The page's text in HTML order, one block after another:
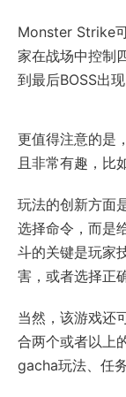
Monster Strike
家在战场中控制
到最后BOSS出现
更值得注意的是
且非常有趣，比
玩法的创新方面
选择命令，而是
斗的关键是玩家
害，或者选择正
当然，该游戏还
合两个或者以上
gacha玩法、任